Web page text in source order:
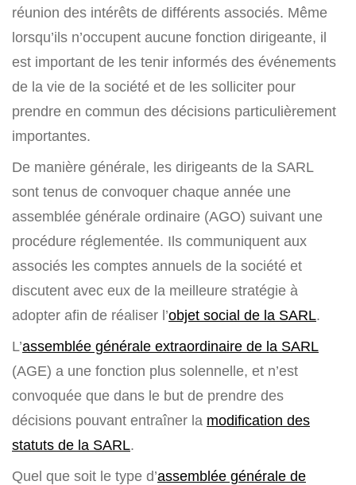
réunion des intérêts de différents associés. Même
lorsqu’ils n’occupent aucune fonction dirigeante, il
est important de les tenir informés des événements
de la vie de la société et de les solliciter pour
prendre en commun des décisions particulièrement
importantes.
De manière générale, les dirigeants de la SARL
sont tenus de convoquer chaque année une
assemblée générale ordinaire (AGO) suivant une
procédure réglementée. Ils communiquent aux
associés les comptes annuels de la société et
discutent avec eux de la meilleure stratégie à
adopter afin de réaliser l’objet social de la SARL.
L’assemblée générale extraordinaire de la SARL
(AGE) a une fonction plus solennelle, et n’est
convoquée que dans le but de prendre des
décisions pouvant entraîner la modification des
statuts de la SARL.
Quel que soit le type d’assemblée générale de